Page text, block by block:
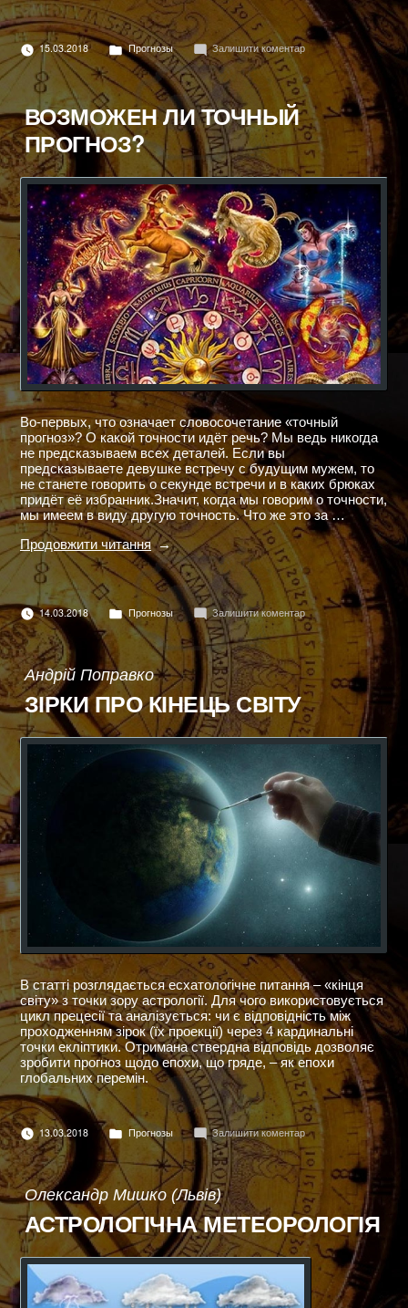
2013
год"
15.03.2018
Опубліковано
в
Прогнозы Залишити коментардо
УКРАИНА
–
2013
год
ВОЗМОЖЕН ЛИ ТОЧНЫЙ
ПРОГНОЗ?
Во-первых, что означает словосочетание «точный
прогноз»? О какой точности идёт речь? Мы ведь никогда
не предсказываем всех деталей. Если вы
предсказываете девушке встречу с будущим мужем, то
не станете говорить о секунде встречи и в каких брюках
придёт её избранник.Значит, когда мы говорим о точности,
мы имеем в виду другую точность. Что же это за …
Продовжити читання"ВОЗМОЖЕН
ЛИ
ТОЧНЫЙ
ПРОГНОЗ?"
14.03.2018
Опубліковано
в
Прогнозы Залишити коментардо
ВОЗМОЖЕН
ЛИ
ТОЧНЫЙ
ПРОГНОЗ?
Андрій Поправко
ЗІРКИ ПРО КІНЕЦЬ СВІТУ
В статті розглядається есхатологічне питання – «кінця
світу» з точки зору астрології. Для чого використовується
цикл прецесії та аналізується: чи є відповідність між
проходженням зірок (їх проекції) через 4 кардинальні
точки екліптики. Отримана ствердна відповідь дозволяє
зробити прогноз щодо епохи, що гряде, – як епохи
глобальних перемін.
13.03.2018
Опубліковано
Прогнозы Залишити коментардо
ЗІРКИ
ПРО
КІНЕЦЬ
СВІТУ
Олександр Мишко (Львів)
АСТРОЛОГІЧНА МЕТЕОРОЛОГІЯ